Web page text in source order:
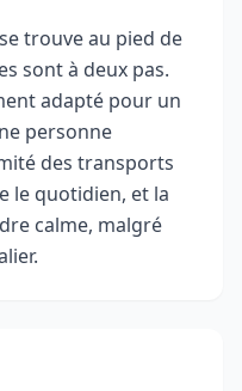
trouve au pied de
sont à deux pas.
adapté pour un
personne
des transports
le quotidien, et la
calme, malgré